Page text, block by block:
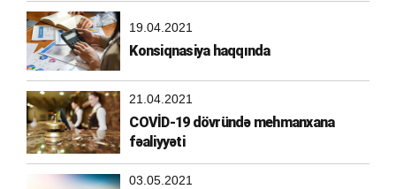
19.04.2021
Konsiqnasiya haqqında
21.04.2021
COVİD-19 dövründə mehmanxana
fəaliyyəti
03.05.2021